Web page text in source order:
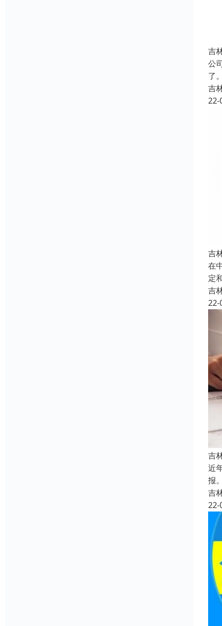
吉
公
了
吉
22-
吉
在
定
吉
22-
吉
近
报
吉
22-